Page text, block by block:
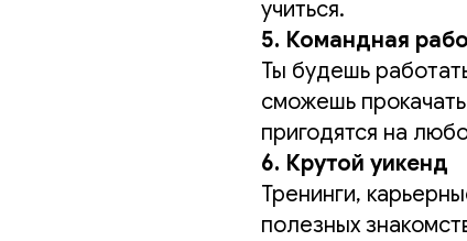
учиться.
5. Командная
Ты будешь
сможешь
пригодятся на
6. Крутой уикенд
Тренинги,
полезных